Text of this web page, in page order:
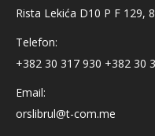
Rista Lekića D10 P F 129,
Telefon:
+382 30 317 930 +382 30
Email:
orslibrul@t-com.me